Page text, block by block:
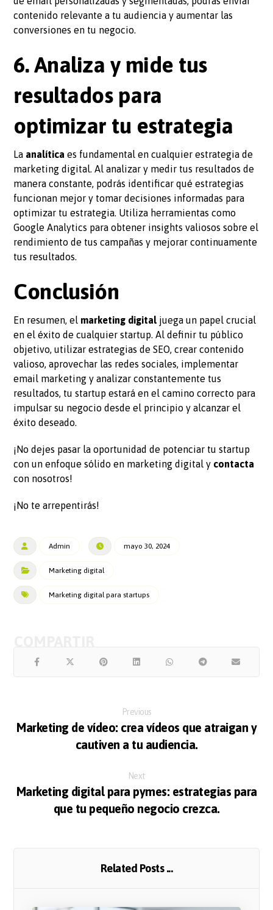
contenido relevante a tu audiencia y aumentar las
conversiones en tu negocio.
6. Analiza y mide tus
resultados para
optimizar tu estrategia
La analítica es fundamental en cualquier estrategia de
marketing digital. Al analizar y medir tus resultados de
manera constante, podrás identificar qué estrategias
funcionan mejor y tomar decisiones informadas para
optimizar tu estrategia. Utiliza herramientas como
Google Analytics para obtener insights valiosos sobre el
rendimiento de tus campañas y mejorar continuamente
tus resultados.
Conclusión
En resumen, el marketing digital juega un papel crucial
en el éxito de cualquier startup. Al definir tu público
objetivo, utilizar estrategias de SEO, crear contenido
valioso, aprovechar las redes sociales, implementar
email marketing y analizar constantemente tus
resultados, tu startup estará en el camino correcto para
impulsar su negocio desde el principio y alcanzar el
éxito deseado.
¡No dejes pasar la oportunidad de potenciar tu startup
con un enfoque sólido en marketing digital y contacta
con nosotros!
¡No te arrepentirás!
Admin mayo 30, 2024
Marketing digital
Marketing digital para startups
Previous
Marketing de vídeo: crea vídeos que atraigan y
cautiven a tu audiencia.
Next
Marketing digital para pymes: estrategias para
que tu pequeño negocio crezca.
Related Posts ...